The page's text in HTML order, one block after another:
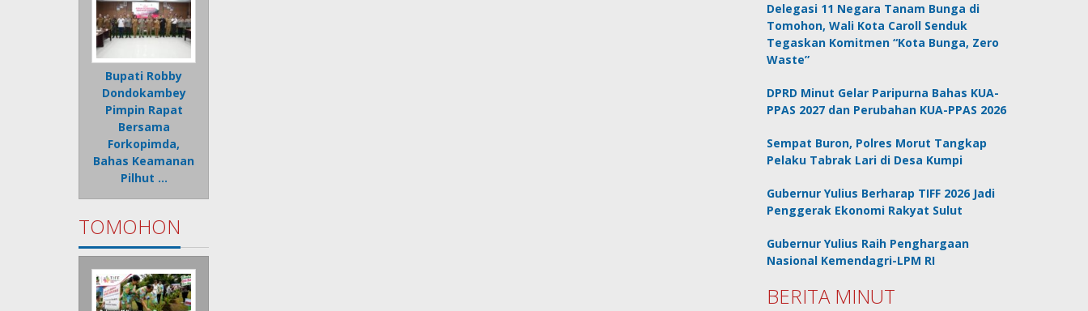
Bupati Robby
Dondokambey
Pimpin Rapat
Bersama
Forkopimda,
Bahas Keamanan
Pilhut …
TOMOHON
Delegasi 11 Negara Tanam Bunga di
Tomohon, Wali Kota Caroll Senduk
Tegaskan Komitmen “Kota Bunga, Zero
Waste”
DPRD Minut Gelar Paripurna Bahas KUA-
PPAS 2027 dan Perubahan KUA-PPAS 2026
Sempat Buron, Polres Morut Tangkap
Pelaku Tabrak Lari di Desa Kumpi
Gubernur Yulius Berharap TIFF 2026 Jadi
Penggerak Ekonomi Rakyat Sulut
Gubernur Yulius Raih Penghargaan
Nasional Kemendagri-LPM RI
BERITA MINUT